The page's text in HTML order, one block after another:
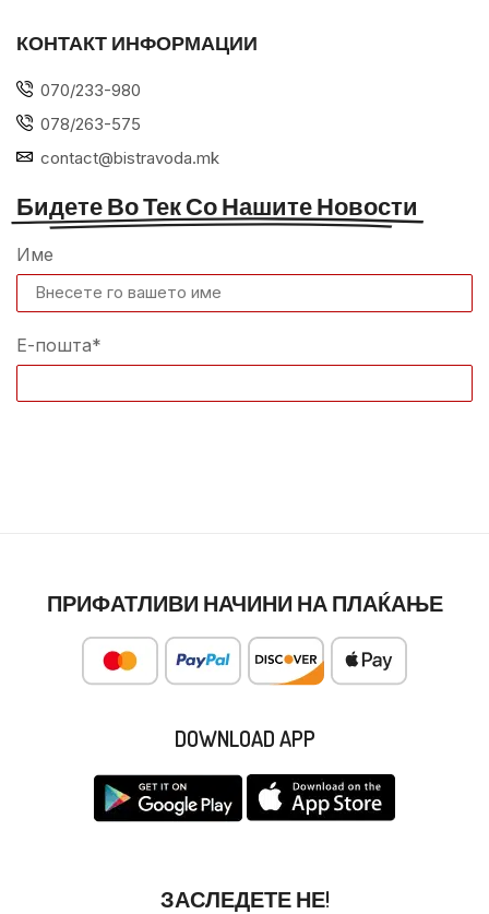
КОНТАКТ ИНФОРМАЦИИ
070/233-980
078/263-575
contact@bistravoda.mk
Бидете Во Тек Со Нашите Новости
Име
Е-пошта*
ПРИФАТЛИВИ НАЧИНИ НА ПЛАЌАЊЕ
DOWNLOAD APP
ЗАСЛЕДЕТЕ НЕ!